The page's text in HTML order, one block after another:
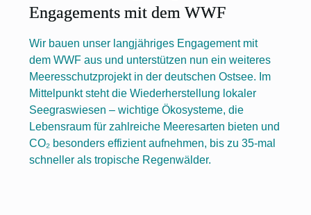
Engagements mit dem WWF
Wir bauen unser langjähriges Engagement mit
dem WWF aus und unterstützen nun ein weiteres
Meeresschutzprojekt in der deutschen Ostsee. Im
Mittelpunkt steht die Wiederherstellung lokaler
Seegraswiesen – wichtige Ökosysteme, die
Lebensraum für zahlreiche Meeresarten bieten und
CO₂ besonders effizient aufnehmen, bis zu 35-mal
schneller als tropische Regenwälder.